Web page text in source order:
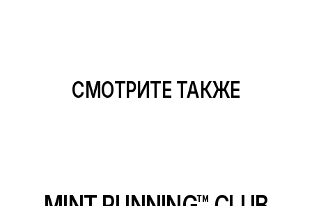
СМОТРИТЕ ТАКЖЕ
ДИЗАЙН И РАЗРАБОТКА AYA